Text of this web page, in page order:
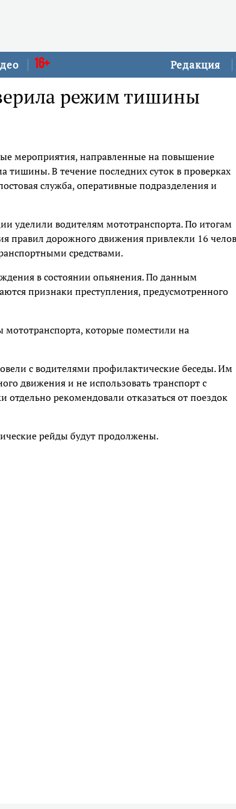
Редакция
16+
режим тишины
мероприятия, направленные на повышение
В течение последних суток в проверках
служба, оперативные подразделения и
уделили водителям мототранспорта. По итогам
правил дорожного движения привлекли 16
средствами.
в состоянии опьянения. По данным
признаки преступления, предусмотренного
которые поместили на
с водителями профилактические беседы. Им
движения и не использовать транспорт с
рекомендовали отказаться от поездок
рейды будут продолжены.